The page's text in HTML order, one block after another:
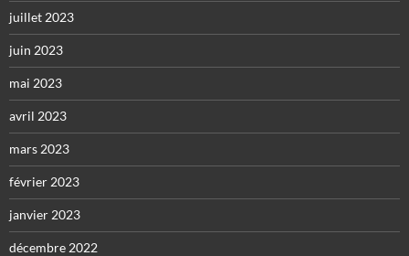
juillet 2023
juin 2023
mai 2023
avril 2023
mars 2023
février 2023
janvier 2023
décembre 2022